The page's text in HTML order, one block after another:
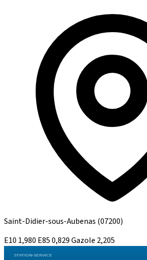
Saint-Didier-sous-Aubenas (07200)
E10 1,980 E850,829Gazole 2,205